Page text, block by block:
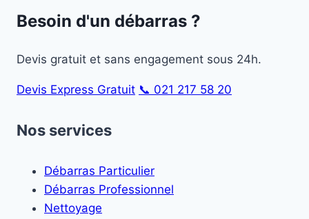
Besoin d'un débarras ?
Devis gratuit et sans engagement sous 24h.
Devis Express Gratuit 📞 021 217 58 20
Nos services
Débarras Particulier
Débarras Professionnel
Nettoyage